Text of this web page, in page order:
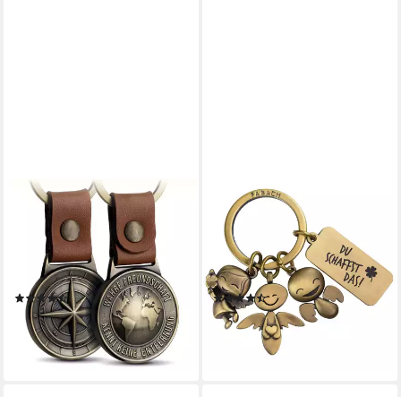
FABACH
Schlüsselanhänger Leder
Anhänger Northstar - Beste
Freunde - Glücksbringer
Geschenk
(9)
15,90 €
lieferbar - in 4-5 Werktagen bei dir
FABACH
Schlüsselanhänger 3
Schutzengel mit Gravur - Du
schaffst das - Glücksbringer
Geschenk
(4)
14,90 €
lieferbar - in 4-5 Werktagen bei dir